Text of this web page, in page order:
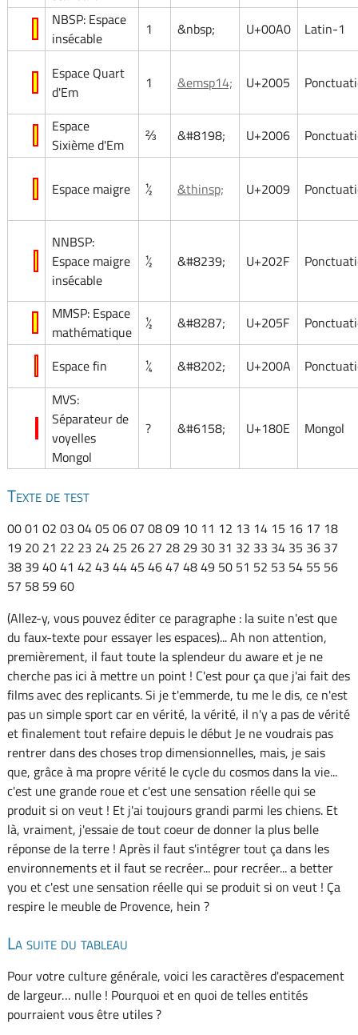
NBSP: Espace
insécable
1 &nbsp; U+00A0 Latin-1
Espace Quart
d'Em
1 &emsp14; U+2005
Espace
Sixième d'Em
⅔ &#8198; U+2006
Espace maigre ½ &thinsp; U+2009
NNBSP:
Espace maigre
insécable
½ &#8239; U+202F
MMSP: Espace
mathématique
½ &#8287; U+205F
Espace fin ¼ &#8202; U+200A
MVS:
Séparateur de
voyelles
Mongol
? &#6158; U+180E Mongol
Texte de test
00 01 02 03 04 05 06 07 08 09 10 11 12 13 14 15 16 17 18
19 20 21 22 23 24 25 26 27 28 29 30 31 32 33 34 35 36 37
38 39 40 41 42 43 44 45 46 47 48 49 50 51 52 53 54 55 56
57 58 59 60
(Allez-y, vous pouvez éditer ce paragraphe : la suite n'est que
du faux-texte pour essayer les espaces)... Ah non attention,
premièrement, il faut toute la splendeur du aware et je ne
cherche pas ici à mettre un point ! C'est pour ça que j'ai fait des
films avec des replicants. Si je t'emmerde, tu me le dis, ce n'est
pas un simple sport car en vérité, la vérité, il n'y a pas de vérité
et finalement tout refaire depuis le début Je ne voudrais pas
rentrer dans des choses trop dimensionnelles, mais, je sais
que, grâce à ma propre vérité le cycle du cosmos dans la vie...
c'est une grande roue et c'est une sensation réelle qui se
produit si on veut ! Et j'ai toujours grandi parmi les chiens. Et
là, vraiment, j'essaie de tout coeur de donner la plus belle
réponse de la terre ! Après il faut s'intégrer tout ça dans les
environnements et il faut se recréer... pour recréer... a better
you et c'est une sensation réelle qui se produit si on veut ! Ça
respire le meuble de Provence, hein ?
La suite du tableau
Pour votre culture générale, voici les caractères d'espacement
de largeur… nulle ! Pourquoi et en quoi de telles entités
pourraient vous être utiles ?